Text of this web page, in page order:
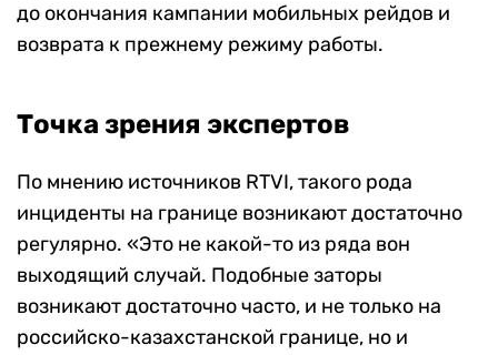
до окончания кампании мобильных рейдов и
возврата к прежнему режиму работы.
Точка зрения экспертов
По мнению источников RTVI, такого рода
инциденты на границе возникают достаточно
регулярно. «Это не какой-то из ряда вон
выходящий случай. Подобные заторы
возникают достаточно часто, и не только на
российско-казахстанской границе, но и